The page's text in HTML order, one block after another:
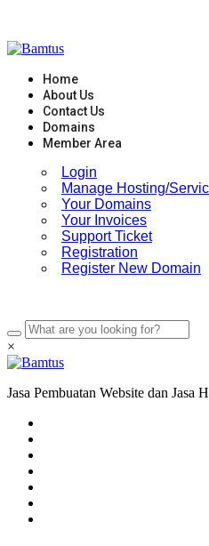
to
Home
About Us
Contact Us
Domains
Member Area
Login
Manage Hosting/
Your Domains
Your Invoices
Support Ticket
Registration
Register New Domain
×
Jasa Pembuatan Website dan Jasa